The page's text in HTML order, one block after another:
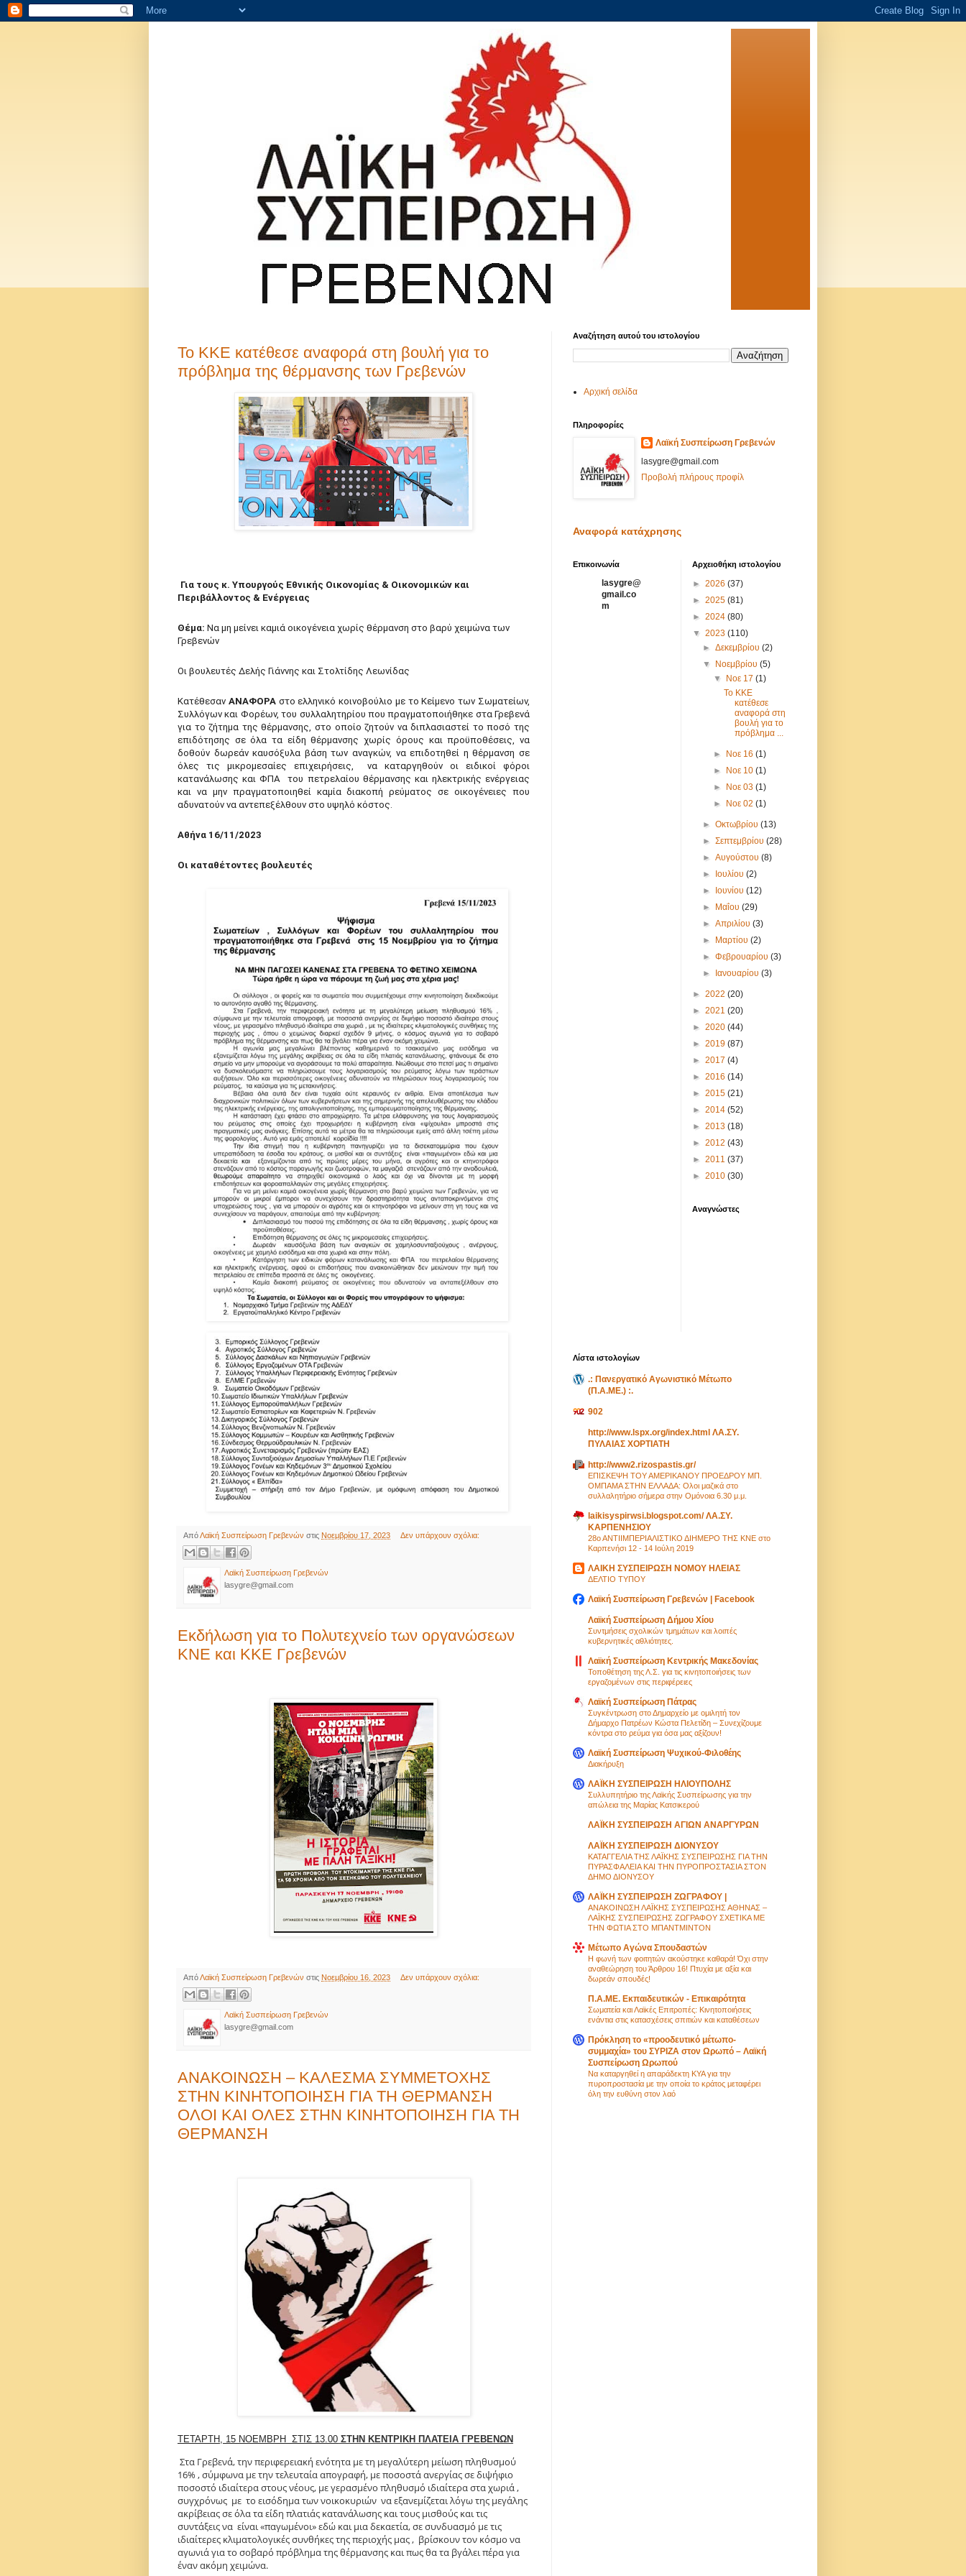
Το ΚΚΕ κατέθεσε αναφορά στη βουλή για το
πρόβλημα της θέρμανσης των Γρεβενών
Για τους κ. Υπουργούς Εθνικής Οικονομίας & Οικονομικών και
Περιβάλλοντος & Ενέργειας
Θέμα: Να μη μείνει καμιά οικογένεια χωρίς θέρμανση στο βαρύ χειμώνα των
Γρεβενών
Οι βουλευτές Δελής Γιάννης και Στολτίδης Λεωνίδας
Κατέθεσαν ΑΝΑΦΟΡΑστο ελληνικό κοινοβούλιο με το Κείμενο των Σωματείων,
Συλλόγων και Φορέων, του συλλαλητηρίου που πραγματοποιήθηκε στα Γρεβενά
για το ζήτημα της θέρμανσης, στο οποίο ζητούν να διπλασιαστεί το ποσό της
επιδότησης σε όλα τα είδη θέρμανσης χωρίς όρους και προϋποθέσεις, να
δοθούν δωρεάν καυσόξυλα βάση των αναγκών, να επιδοτηθεί η θέρμανση σε
όλες τις μικρομεσαίες επιχειρήσεις, να καταργηθούν οι ειδικοί φόροι
κατανάλωσης και ΦΠΑ του πετρελαίου θέρμανσης και ηλεκτρικής ενέργειας
και να μην πραγματοποιηθεί καμία διακοπή ρεύματος σε οικογένειες που
αδυνατούν να αντεπεξέλθουν στο υψηλό κόστος.
Αθήνα 16/11/2023
Οι καταθέτοντες βουλευτές
ΑπόΛαϊκή Συσπείρωση Γρεβενών στις Νοεμβρίου 17, 2023 Δεν υπάρχουν σχόλια:
Λαϊκή Συσπείρωση Γρεβενών
lasygre@gmail.com
Εκδήλωση για το Πολυτεχνείο των οργανώσεων
ΚΝΕ και ΚΚΕ Γρεβενών
ΑπόΛαϊκή Συσπείρωση Γρεβενών στις Νοεμβρίου 16, 2023 Δεν υπάρχουν σχόλια:
Λαϊκή Συσπείρωση Γρεβενών
lasygre@gmail.com
ΑΝΑΚΟΙΝΩΣΗ – ΚΑΛΕΣΜΑ ΣΥΜΜΕΤΟΧΗΣ
ΣΤΗΝ ΚΙΝΗΤΟΠΟΙΗΣΗ ΓΙΑ ΤΗ ΘΕΡΜΑΝΣΗ
ΟΛΟΙ ΚΑΙ ΟΛΕΣ ΣΤΗΝ ΚΙΝΗΤΟΠΟΙΗΣΗ ΓΙΑ ΤΗ
ΘΕΡΜΑΝΣΗ
ΤΕΤΑΡΤΗ, 15 ΝΟΕΜΒΡΗ ΣΤΙΣ 13.00 ΣΤΗΝ ΚΕΝΤΡΙΚΗ ΠΛΑΤΕΙΑ ΓΡΕΒΕΝΩΝ
Στα Γρεβενά, την περιφερειακή ενότητα με τη μεγαλύτερη μείωση πληθυσμού
16% , σύμφωνα με την τελευταία απογραφή, με ποσοστά ανεργίας σε διψήφιο
ποσοστό ιδιαίτερα στους νέους, με γερασμένο πληθυσμό ιδιαίτερα στα χωριά ,
συγχρόνως με το εισόδημα των νοικοκυριών να εξανεμίζεται λόγω της μεγάλης
ακρίβειας σε όλα τα είδη πλατιάς κατανάλωσης και τους μισθούς και τις
συντάξεις να είναι «παγωμένοι» εδώ και μια δεκαετία, σε συνδυασμό με τις
ιδιαίτερες κλιματολογικές συνθήκες της περιοχής μας , βρίσκουν τον κόσμο να
αγωνιά για το σοβαρό πρόβλημα της θέρμανσης και πως θα τα βγάλει πέρα για
έναν ακόμη χειμώνα.
Αναζήτηση αυτού του ιστολογίου
Αρχική σελίδα
Πληροφορίες
Λαϊκή Συσπείρωση Γρεβενών
lasygre@gmail.com
Προβολή πλήρους προφίλ
Αναφορά κατάχρησης
Επικοινωνία
lasygre@
gmail.co
m
Αρχειοθήκη ιστολογίου
► 2026 (37)
► 2025 (81)
► 2024 (80)
▼ 2023 (110)
►Δεκεμβρίου(2)
▼
Νοεμβρίου(5)
▼
Νοε 17 (1)
Το ΚΚΕ
κατέθεσε
αναφορά στη
βουλή για το
πρόβλημα ...
► Νοε 16 (1)
►
Νοε 10 (1)
►
Νοε 03 (1)
►
Νοε 02 (1)
►Οκτωβρίου(13)
►Σεπτεμβρίου(28)
►Αυγούστου(8)
►
Ιουλίου(2)
►
Ιουνίου(12)
►
Μαΐου(29)
►Απριλίου(3)
►
Μαρτίου(2)
►Φεβρουαρίου(3)
►
Ιανουαρίου(3)
► 2022 (20)
► 2021 (20)
► 2020 (44)
► 2019 (87)
► 2017 (4)
► 2016 (14)
► 2015 (21)
► 2014 (52)
► 2013 (18)
► 2012 (43)
► 2011 (37)
► 2010 (30)
Αναγνώστες
Λίστα ιστολογίων
.: Πανεργατικό Αγωνιστικό Μέτωπο
(Π.Α.ΜΕ.) :.
902
http://www.lspx.org/index.html ΛΑ.ΣΥ.
ΠΥΛΑΙΑΣ ΧΟΡΤΙΑΤΗ
http://www2.rizospastis.gr/
ΕΠΙΣΚΕΨΗ ΤΟΥ ΑΜΕΡΙΚΑΝΟΥ ΠΡΟΕΔΡΟΥ ΜΠ.
ΟΜΠΑΜΑ ΣΤΗΝ ΕΛΛΑΔΑ: Ολοι μαζικά στο
συλλαλητήριο σήμερα στην Ομόνοια 6.30 μ.μ.
laikisyspirwsi.blogspot.com/ ΛΑ.ΣΥ.
ΚΑΡΠΕΝΗΣΙΟΥ
28ο ΑΝΤΙΙΜΠΕΡΙΑΛΙΣΤΙΚΟ ΔΙΗΜΕΡΟ ΤΗΣ ΚΝΕ στο
Καρπενήσι 12 - 14 Ιούλη 2019
ΛΑΙΚΗ ΣΥΣΠΕΙΡΩΣΗ ΝΟΜΟΥ ΗΛΕΙΑΣ
ΔΕΛΤΙΟ ΤΥΠΟΥ
Λαϊκή Συσπείρωση Γρεβενών | Facebook
Λαϊκή Συσπείρωση Δήμου Χίου
Συντμήσεις σχολικών τμημάτων και λοιπές
κυβερνητικές αθλιότητες.
Λαϊκή Συσπείρωση Κεντρικής Μακεδονίας
Τοποθέτηση της Λ.Σ. για τις κινητοποιήσεις των
εργαζομένων στις περιφέρειες
Λαϊκή Συσπείρωση Πάτρας
Συγκέντρωση στο Δημαρχείο με ομιλητή τον
Δήμαρχο Πατρέων Κώστα Πελετίδη – Συνεχίζουμε
κόντρα στο ρεύμα για όσα μας αξίζουν!
Λαϊκή Συσπείρωση Ψυχικού-Φιλοθέης
Διακήρυξη
ΛΑΪΚΗ ΣΥΣΠΕΙΡΩΣΗ ΗΛΙΟΥΠΟΛΗΣ
Συλλυπητήριο της Λαϊκής Συσπείρωσης για την
απώλεια της Μαρίας Κατσικερού
ΛΑΪΚΗ ΣΥΣΠΕΙΡΩΣΗ ΑΓΙΩΝ ΑΝΑΡΓΥΡΩΝ
ΛΑΪΚΗ ΣΥΣΠΕΙΡΩΣΗ ΔΙΟΝΥΣΟΥ
ΚΑΤΑΓΓΕΛΙΑ ΤΗΣ ΛΑΪΚΗΣ ΣΥΣΠΕΙΡΩΣΗΣ ΓΙΑ ΤΗΝ
ΠΥΡΑΣΦΑΛΕΙΑ ΚΑΙ ΤΗΝ ΠΥΡΟΠΡΟΣΤΑΣΙΑ ΣΤΟΝ
ΔΗΜΟ ΔΙΟΝΥΣΟΥ
ΛΑΪΚΗ ΣΥΣΠΕΙΡΩΣΗ ΖΩΓΡΑΦΟΥ |
ΑΝΑΚΟΙΝΩΣΗ ΛΑΪΚΗΣ ΣΥΣΠΕΙΡΩΣΗΣ ΑΘΗΝΑΣ –
ΛΑΪΚΗΣ ΣΥΣΠΕΙΡΩΣΗΣ ΖΩΓΡΑΦΟΥ ΣΧΕΤΙΚΑ ΜΕ
ΤΗΝ ΦΩΤΙΑ ΣΤΟ ΜΠΑΝΤΜΙΝΤΟΝ
Μέτωπο Αγώνα Σπουδαστών
Η φωνή των φοιτητών ακούστηκε καθαρά! Όχι στην
αναθεώρηση του Άρθρου 16! Πτυχία με αξία και
δωρεάν σπουδές!
Π.Α.ΜΕ. Εκπαιδευτικών - Επικαιρότητα
Σωματεία και Λαϊκές Επιτροπές: Κινητοποιήσεις
ενάντια στις κατασχέσεις σπιτιών και καταθέσεων
Πρόκληση το «προοδευτικό μέτωπο-
συμμαχία» του ΣΥΡΙΖΑ στον Ωρωπό – Λαϊκή
Συσπείρωση Ωρωπού
Να καταργηθεί η απαράδεκτη ΚΥΑ για την
πυροπροστασία με την οποία το κράτος μεταφέρει
όλη την ευθύνη στον λαό